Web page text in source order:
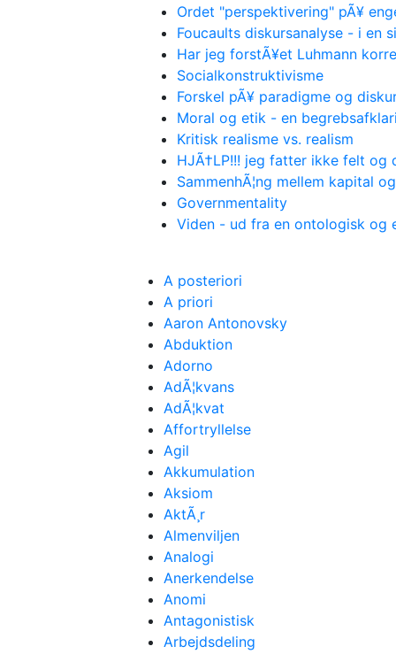
Ordet "perspektivering" pÃ¥
Foucaults diskursanalyse - i en
Har jeg forstÃ¥et Luhmann
Socialkonstruktivisme
Forskel pÃ¥ paradigme og
Moral og etik - en
Kritisk realisme vs. realism
HJÃ†LP!!! jeg fatter ikke felt og
SammenhÃ¦ng mellem kapital
Governmentality
Viden - ud fra en ontologisk og
A posteriori
A priori
Aaron Antonovsky
Abduktion
Adorno
AdÃ¦kvans
AdÃ¦kvat
Affortryllelse
Agil
Akkumulation
Aksiom
AktÃ¸r
Almenviljen
Analogi
Anerkendelse
Anomi
Antagonistisk
Arbejdsdeling